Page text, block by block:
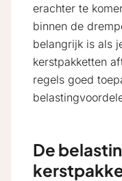
erachter te
binnen de
belangrijk is als
kerstpakketten
regels goed
De